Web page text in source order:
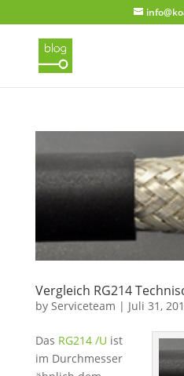
Vergleich RG214
by Serviceteam | Juli 31,
Das RG214 /U ist
im Durchmesser